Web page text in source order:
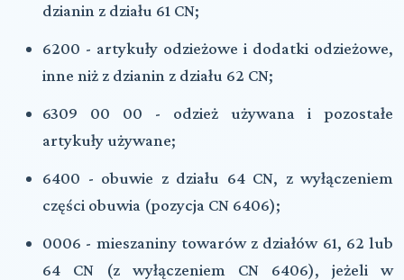
dzianin z działu 61 CN;
6200 - artykuły odzieżowe i dodatki odzieżowe,
inne niż z dzianin z działu 62 CN;
6309 00 00 - odzież używana i pozostałe
artykuły używane;
6400 - obuwie z działu 64 CN, z wyłączeniem
części obuwia (pozycja CN 6406);
0006 - mieszaniny towarów z działów 61, 62 lub
64 CN (z wyłączeniem CN 6406), jeżeli w